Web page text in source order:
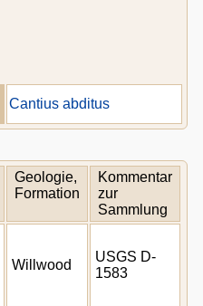
Cantius abditus
Geologie,
Formation
Kommentar
zur
Sammlung
Willwood
USGS D-
1583